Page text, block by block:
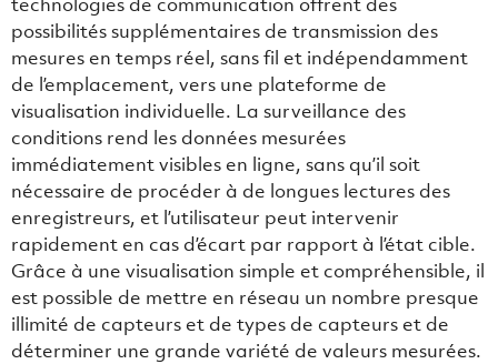
possibilités supplémentaires de transmission des
mesures en temps réel, sans fil et indépendamment
de l’emplacement, vers une plateforme de
visualisation individuelle. La surveillance des
conditions rend les données mesurées
immédiatement visibles en ligne, sans qu’il soit
nécessaire de procéder à de longues lectures des
enregistreurs, et l’utilisateur peut intervenir
rapidement en cas d’écart par rapport à l’état cible.
Grâce à une visualisation simple et compréhensible, il
est possible de mettre en réseau un nombre presque
illimité de capteurs et de types de capteurs et de
déterminer une grande variété de valeurs mesurées.